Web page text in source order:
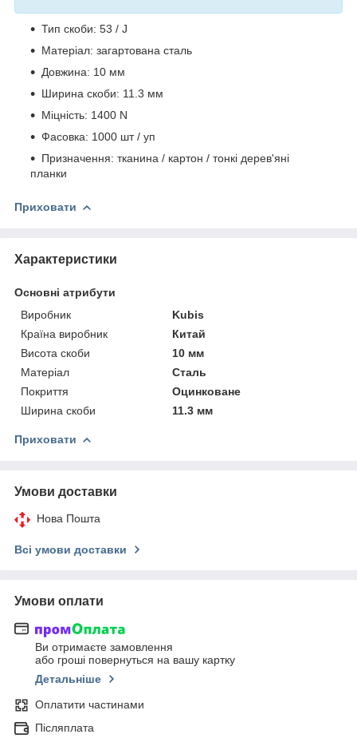
Тип скоби: 53 / J
Матеріал: загартована сталь
Довжина: 10 мм
Ширина скоби: 11.3 мм
Міцність: 1400 N
Фасовка: 1000 шт / уп
Призначення: тканина / картон / тонкі дерев'яні
планки
Приховати
Характеристики
Основні атрибути
Виробник
Kubis
Країна виробник
Китай
Висота скоби
10 мм
Матеріал
Сталь
Покриття
Оцинковане
Ширина скоби
11.3 мм
Приховати
Умови доставки
Нова Пошта
Всі умови доставки
Умови оплати
Ви отримаєте замовлення
або гроші повернуться на вашу картку
Детальніше
Оплатити частинами
Післяплата